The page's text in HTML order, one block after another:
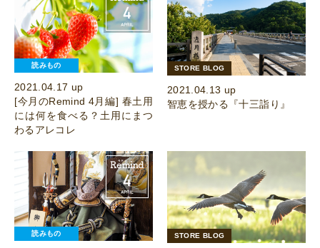
読みもの
2021.04.17 up
[今月のRemind 4月編] 春土用
には何を食べる？土用にまつ
わるアレコレ
STORE BLOG
2021.04.13 up
智恵を授かる『十三詣り』
読みもの STORE BLOG